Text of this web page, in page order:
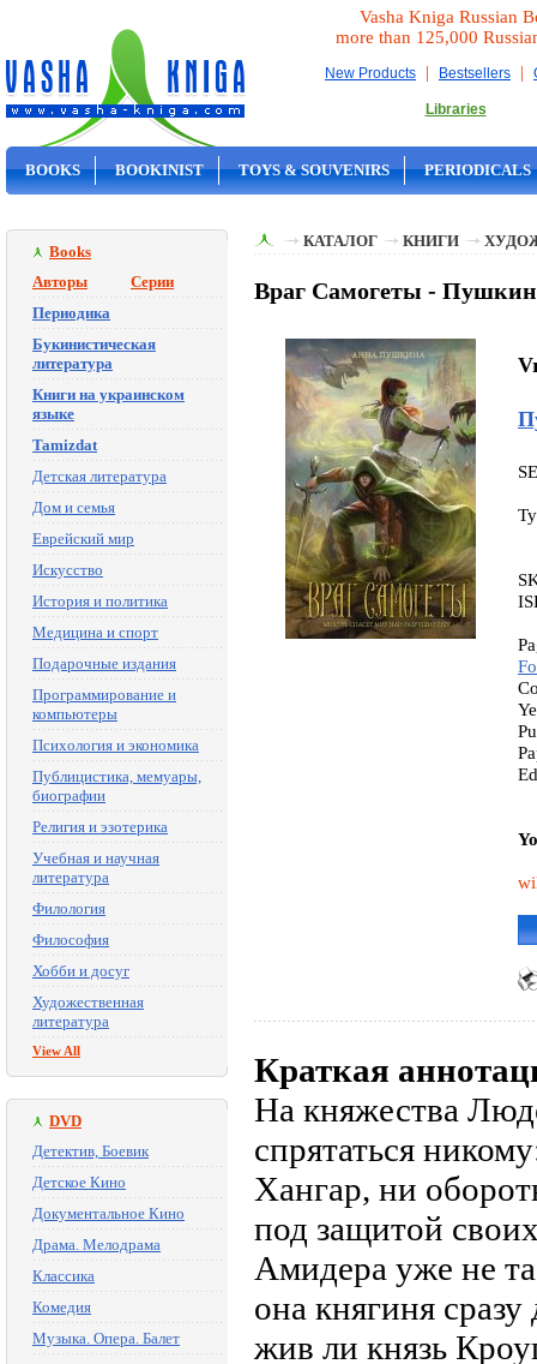
Vasha Kniga Russian
more than 125,000
New Products | Bestsellers |
Libraries
BOOKS BOOKINIST TOYS & SOUVENIRS PERIODICALS
Books
Авторы
Серии
Периодика
Букинистическая
литература
Книги на украинском
языке
Tamizdat
Детская литература
Дом и семья
Еврейский мир
Искусство
История и политика
Медицина и спорт
Подарочные издания
Программирование и
компьютеры
Психология и экономика
Публицистика, мемуары,
биографии
Религия и эзотерика
Учебная и научная
литература
Филология
Философия
Хобби и досуг
Художественная
литература
View All
DVD
Детектив, Боевик
Детское Кино
Документальное Кино
Драма. Мелодрама
Классика
Комедия
Музыка. Опера. Балет
КАТАЛОГ КНИГИ
Враг Самогеты -
Краткая
На княжества
спрятаться
Хангар, ни
под защитой
Амидера уже не
она княгиня
жив ли князь